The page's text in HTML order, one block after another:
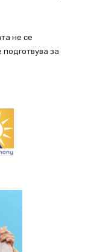
не се
за